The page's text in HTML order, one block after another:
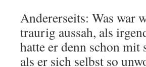
Andererseits: Was war
traurig aussah, als
hatte er denn schon mit
als er sich selbst so